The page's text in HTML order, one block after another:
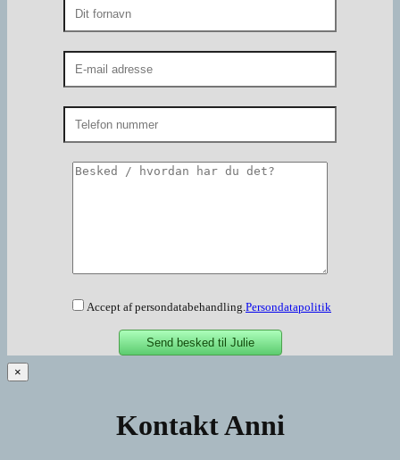
Accept af persondatabehandling. Persondatapolitik
×
Kontakt Anni